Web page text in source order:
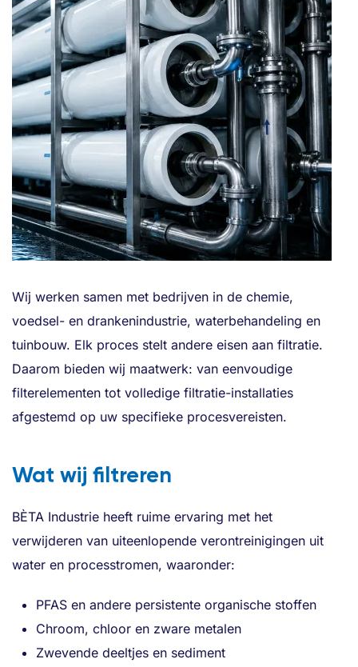
Wij werken samen met bedrijven in de chemie,
voedsel- en drankenindustrie, waterbehandeling en
tuinbouw. Elk proces stelt andere eisen aan filtratie.
Daarom bieden wij maatwerk: van eenvoudige
filterelementen tot volledige filtratie-installaties
afgestemd op uw specifieke procesvereisten.
Wat wij filtreren
BÈTA Industrie heeft ruime ervaring met het
verwijderen van uiteenlopende verontreinigingen uit
water en processtromen, waaronder:
PFAS en andere persistente organische stoffen
Chroom, chloor en zware metalen
Zwevende deeltjes en sediment